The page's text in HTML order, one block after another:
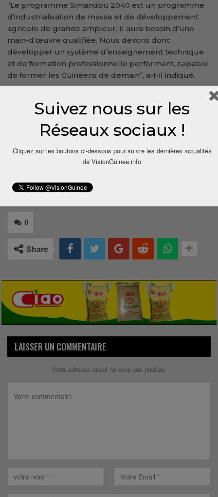
‘’Le programme Simandou 2040 est un programme
d’industrialisation de masse et de développement
agricole de grande ampleur. Il aura besoin d’une
main-d’œuvre qualifiée. Nous devons donc
développer un système d’enseignement technique
et de formation professionnelle performant, capable
de former les Guinéens de demain’’, a-t-il indiqué.
00224 622 98 97 11 /
boussouriou.bah@visionguinee.info
0
Share
LAISSER UN COMMENTAIRE
Votre adresse email ne sera pas publiée.
Suivez nous sur les
Réseaux sociaux !
Cliquez sur les boutons ci-dessous pour suivre les dernières actualités
de VisionGuinee.info